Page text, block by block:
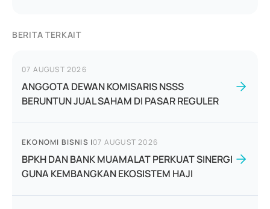
BERITA TERKAIT
07 AUGUST 2026
ANGGOTA DEWAN KOMISARIS NSSS
BERUNTUN JUAL SAHAM DI PASAR REGULER
EKONOMI BISNIS |07 AUGUST 2026
BPKH DAN BANK MUAMALAT PERKUAT SINERGI
GUNA KEMBANGKAN EKOSISTEM HAJI